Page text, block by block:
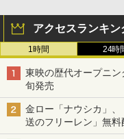
アクセスランキン
1時間 24時
東映の歴代オープニ
旬発売
金ロー「ナウシカ」
送のフリーレン」無